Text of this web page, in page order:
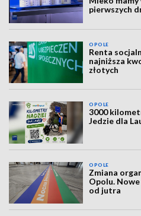
pierwszych
OPOLE
Renta
najniższa
złotych
OPOLE
3000
Jedzie dla
OPOLE
Zmiana
Opolu.
od jutra